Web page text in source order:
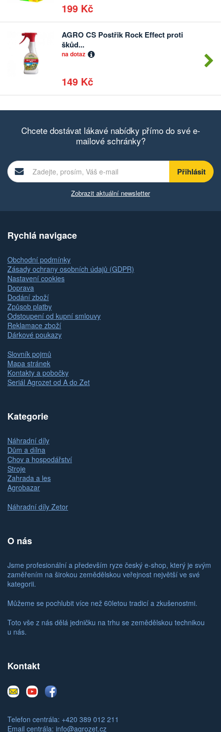
199 Kč
AGRO CS Postřik Rock Effect proti
škůd...
na dotaz
149 Kč
Počet
Chcete dostávat lákavé nabídky přímo do své e-
mailové schránky?
Zobrazit aktuální newsletter
Rychlá navigace
Obchodní podmínky
Zásady ochrany osobních údajů (GDPR)
Nastavení cookies
Doprava
Dodání zboží
Způsob platby
Odstoupení od kupní smlouvy
Reklamace zboží
Dárkové poukazy
Slovník pojmů
Mapa stránek
Kontakty a pobočky
Seriál Agrozet od A do Zet
Kategorie
Náhradní díly
Dům a dílna
Chov a hospodářství
Stroje
Zahrada a les
Agrobazar
Náhradní díly Zetor
O nás
Jsme profesionální a především ryze český e-shop, který je svým
zaměřením na širokou zemědělskou veřejnost největší ve své
kategorii.
Můžeme se pochlubit více než 60letou tradicí a zkušenostmi.
Toto vše z nás dělá jedničku na trhu se zemědělskou technikou
u nás.
Kontakt
E-
mail
YoutubeFacebook
Telefon centrála: +420 389 012 211
Email centrála: info@agrozet.cz